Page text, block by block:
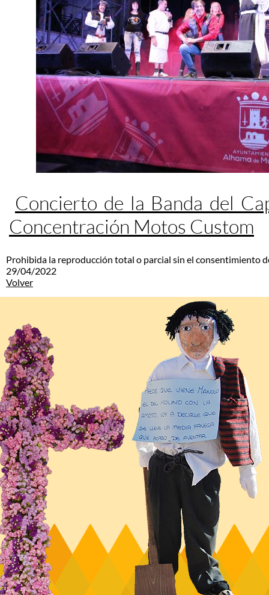
Concierto de la Banda del
Concentración Motos Custom
Prohibida la reproducción total o parcial sin el consentimiento
29/04/2022
Volver